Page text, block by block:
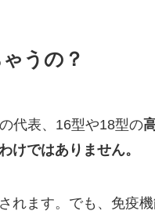
うの？
代表、16型や18型の
けではありません。
れます。でも、免疫